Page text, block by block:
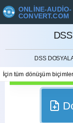
ONLINE-AUDIO-
CONVERT.COM
DSS
İçin tüm dönüşüm